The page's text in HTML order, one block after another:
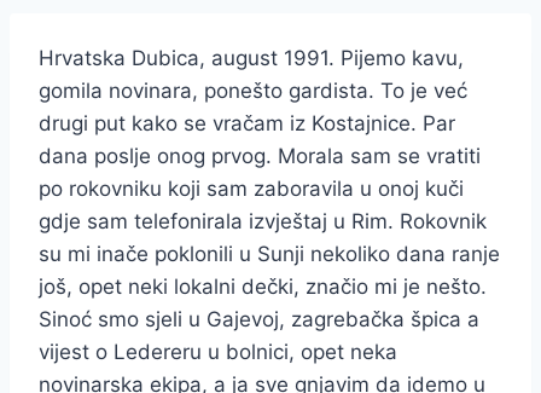
Hrvatska Dubica, august 1991. Pijemo kavu,
gomila novinara, ponešto gardista. To je već
drugi put kako se vračam iz Kostajnice. Par
dana poslje onog prvog. Morala sam se vratiti
po rokovniku koji sam zaboravila u onoj kuči
gdje sam telefonirala izvještaj u Rim. Rokovnik
su mi inače poklonili u Sunji nekoliko dana ranje
još, opet neki lokalni dečki, značio mi je nešto.
Sinoć smo sjeli u Gajevoj, zagrebačka špica a
vijest o Ledereru u bolnici, opet neka
novinarska ekipa, a ja sve gnjavim da idemo u